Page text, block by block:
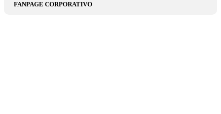
FANPAGE CORPORATIVO